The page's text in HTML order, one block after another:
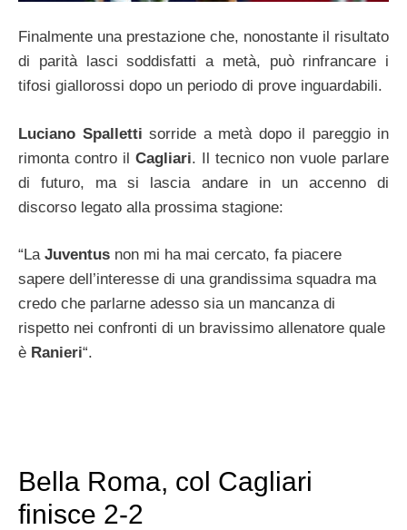
Finalmente una prestazione che, nonostante il risultato
di parità lasci soddisfatti a metà, può rinfrancare i
tifosi giallorossi dopo un periodo di prove inguardabili.
Luciano Spalletti sorride a metà dopo il pareggio in
rimonta contro il Cagliari. Il tecnico non vuole parlare
di futuro, ma si lascia andare in un accenno di
discorso legato alla prossima stagione:
“LaJuventus non mi ha mai cercato, fa piacere
sapere dell’interesse di una grandissima squadra ma
credo che parlarne adesso sia un mancanza di
rispetto nei confronti di un bravissimo allenatore quale
è Ranieri“.
Bella Roma, col Cagliari
finisce 2-2